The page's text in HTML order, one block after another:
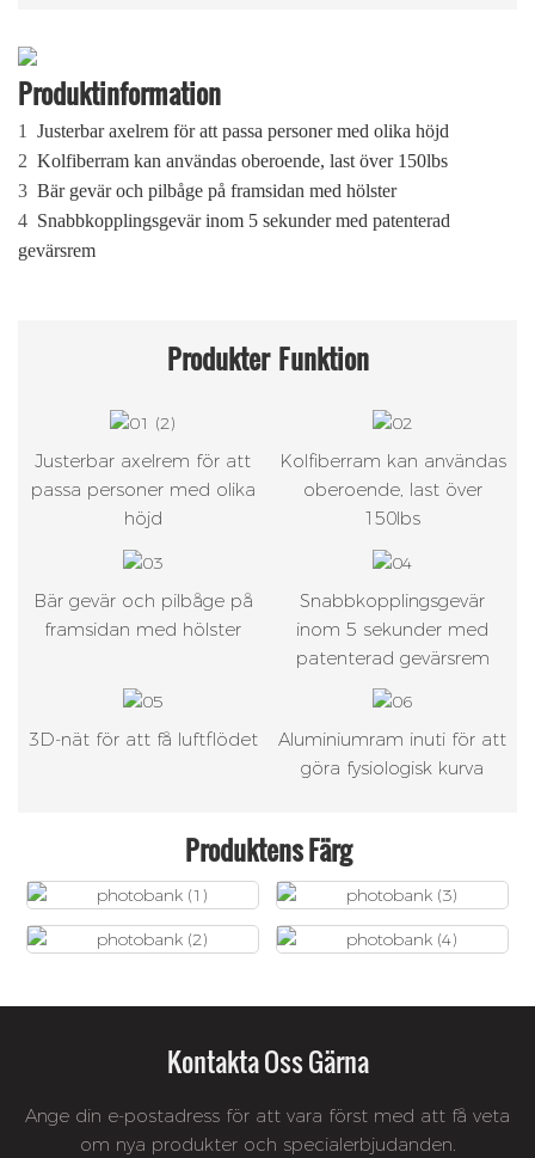
Produktinformation
1
Justerbar axelrem för att passa personer med olika höjd
2 Kolfiberram kan användas oberoende, last över 150lbs
3 Bär gevär och pilbåge på framsidan med hölster
4 Snabbkopplingsgevär inom 5 sekunder med patenterad
gevärsrem
Produkter Funktion
Justerbar axelrem för att
passa personer med olika
höjd
Kolfiberram kan användas
oberoende, last över
150lbs
Bär gevär och pilbåge på
framsidan med hölster
Snabbkopplingsgevär
inom 5 sekunder med
patenterad gevärsrem
3D-nät för att få luftflödet
Aluminiumram inuti för att
göra fysiologisk kurva
Produktens Färg
Kontakta Oss Gärna
Ange din e-postadress för att vara först med att få veta
om nya produkter och specialerbjudanden.